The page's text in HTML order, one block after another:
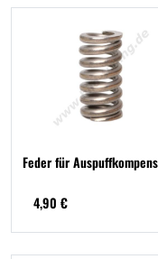
Feder für
4,90 €